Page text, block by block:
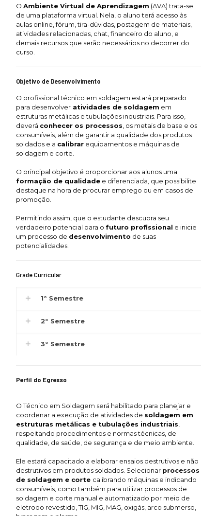
O Ambiente Virtual de Aprendizagem (AVA) trata-se
de uma plataforma virtual. Nela, o aluno terá acesso às
aulas online, fórum, tira-dúvidas, postagem de materiais,
atividades relacionadas, chat, financeiro do aluno, e
demais recursos que serão necessários no decorrer do
curso.
Objetivo de Desenvolvimento
O profissional técnico em soldagem estará preparado
para desenvolver atividades de soldagem em
estruturas metálicas e tubulações industriais. Para isso,
deverá conhecer os processos , os metais de base e os
consumíveis, além de garantir a qualidade dos produtos
soldados e a calibrar equipamentos e máquinas de
soldagem e corte.
O principal objetivo é proporcionar aos alunos uma
formação de qualidade e diferenciada, que possibilite
destaque na hora de procurar emprego ou em casos de
promoção.
Permitindo assim, que o estudante descubra seu
verdadeiro potencial para o futuro profissional e inicie
um processo de desenvolvimento de suas
potencialidades.
Grade Curricular
1° Semestre
2° Semestre
3° Semestre
Perfil do Egresso
O Técnico em Soldagem será habilitado para planejar e
coordenar a execução de atividades de soldagem em
estruturas metálicas e tubulações industriais
respeitando procedimentos e normas técnicas, de
qualidade, de saúde, de segurança e de meio ambiente.
Ele estará capacitado a elaborar ensaios destrutivos e não
destrutivos em produtos soldados. Selecionar processos
de soldagem e corte calibrando máquinas e indicando
consumíveis, como também para utilizar processos de
soldagem e corte manual e automatizado por meio de
eletrodo revestido, TIG, MIG, MAG, oxigás, arco submerso,